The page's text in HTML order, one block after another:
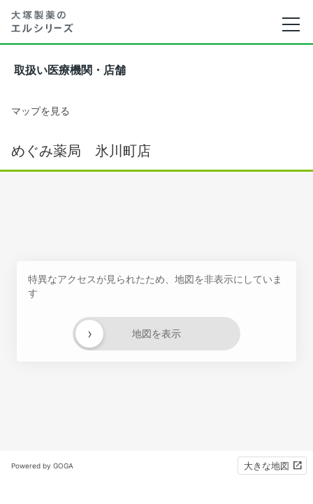
取扱い医療機関・店舗
マップを見る
めぐみ薬局 氷川町店
特異なアクセスが見られたため、地図を非表示にしていま
す
地図を表示
›
Powered by GOGA 大きな地図